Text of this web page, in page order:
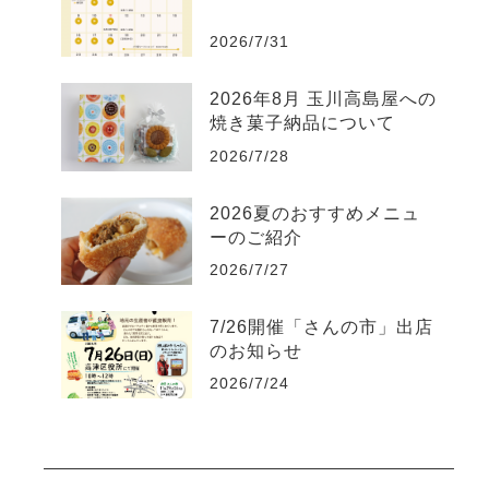
2026/7/31
2026年8月 玉川高島屋への
焼き菓子納品について
2026/7/28
2026夏のおすすめメニュ
ーのご紹介
2026/7/27
7/26開催「さんの市」出店
のお知らせ
2026/7/24